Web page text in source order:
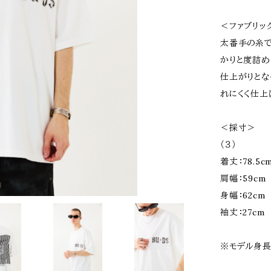
＜ファブリッ
太番手の糸
かりと度詰
仕上がりとな
れにくく仕
＜採寸＞
（３）
着丈：
肩幅：59cm
身幅：62cm
袖丈：27cm
※モデル身